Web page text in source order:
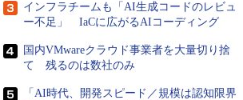
インフラチームも「AI生成コードのレビュ
ー不足」 IaCに広がるAIコーディング
国内VMwareクラウド事業者を大量切り捨
て 残るのは数社のみ
「AI時代、開発スピード／規模は認知限界